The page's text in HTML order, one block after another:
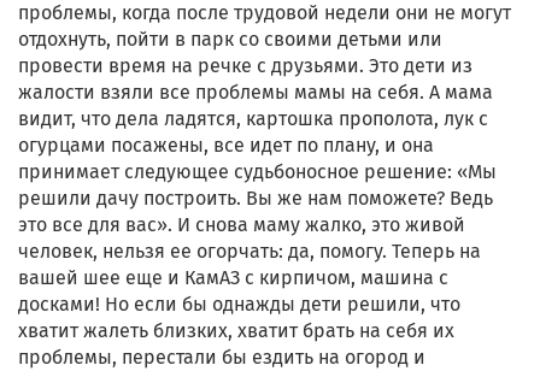
проблемы, когда после трудовой недели они не могут
отдохнуть, пойти в парк со своими детьми или
провести время на речке с друзьями. Это дети из
жалости взяли все проблемы мамы на себя. А мама
видит, что дела ладятся, картошка прополота, лук с
огурцами посажены, все идет по плану, и она
принимает следующее судьбоносное решение: «Мы
решили дачу построить. Вы же нам поможете? Ведь
это все для вас». И снова маму жалко, это живой
человек, нельзя ее огорчать: да, помогу. Теперь на
вашей шее еще и КамАЗ с кирпичом, машина с
досками! Но если бы однажды дети решили, что
хватит жалеть близких, хватит брать на себя их
проблемы, перестали бы ездить на огород и